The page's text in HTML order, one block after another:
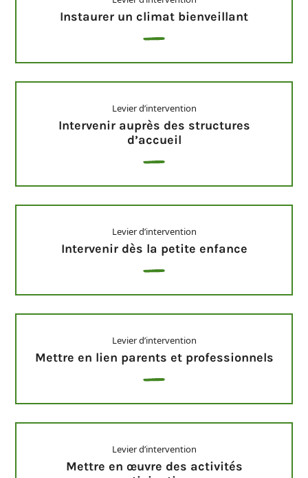
Instaurer un climat bienveillant
Levier d’intervention
Intervenir auprès des structures
d’accueil
Levier d’intervention
Intervenir dès la petite enfance
Levier d’intervention
Mettre en lien parents et professionnels
Levier d’intervention
Mettre en œuvre des activités